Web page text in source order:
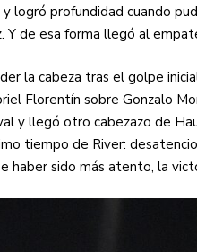
logró profundidad cuando
Y de esa forma llegó al
la cabeza tras el golpe
Florentín sobre Gonzalo
y llegó otro cabezazo de
tiempo de River:
haber sido más atento, la